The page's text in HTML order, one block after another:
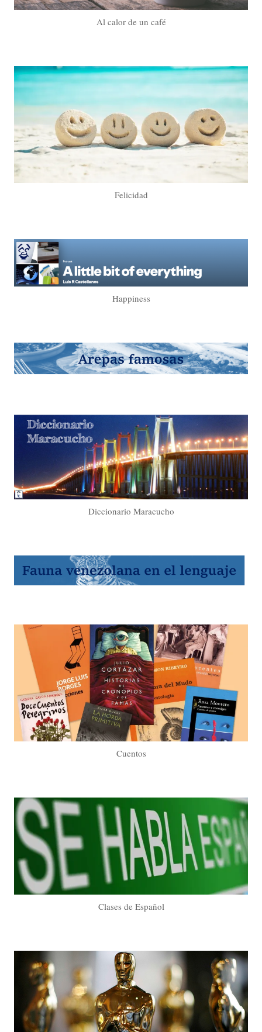
Al calor de un café
Felicidad
Happiness
Diccionario Maracucho
Cuentos
Clases de Español